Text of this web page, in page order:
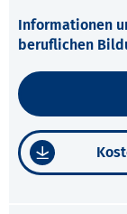
Informationen
beruflichen